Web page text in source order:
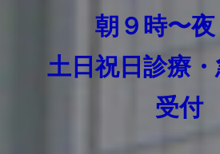
朝９時〜
土日祝日診療
受付